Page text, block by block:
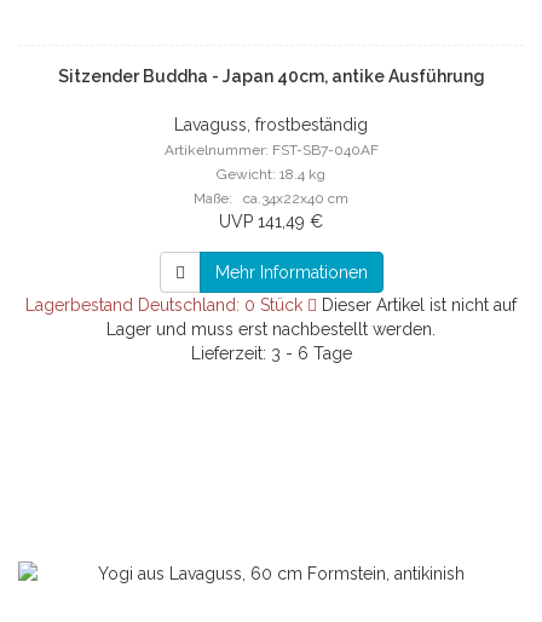
Sitzender Buddha - Japan 40cm, antike Ausführung
Lavaguss, frostbeständig
Artikelnummer: FST-SB7-040AF
Gewicht: 18.4 kg
Maße: ca.34x22x40 cm
UVP 141,49 €
Mehr Informationen
Lagerbestand Deutschland: 0 Stück
Dieser Artikel ist nicht auf
Lager und muss erst nachbestellt werden.
Lieferzeit: 3 - 6 Tage